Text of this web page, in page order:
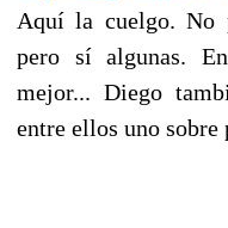
Aquí la cuelgo. No
pero sí algunas.
mejor... Diego
entre ellos uno